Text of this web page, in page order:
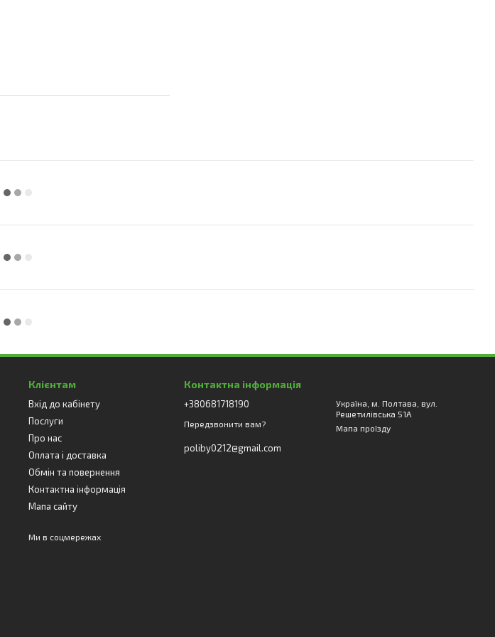
Клієнтам
Вхід до кабінету
Послуги
Про нас
Оплата і доставка
Обмін та повернення
Контактна інформація
Мапа сайту
Ми в соцмережах
Контактна інформація
+380681718190
Передзвонити вам?
poliby0212@gmail.com
Україна, м. Полтава, вул.
Решетилівська 51А
Мапа проїзду